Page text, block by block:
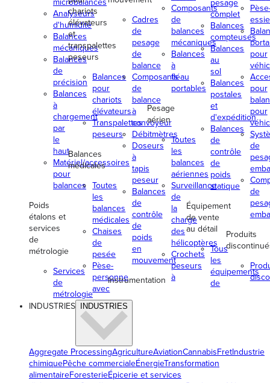
microbalances
Analyseurs
d'humidité
Balances
mécaniques
Balances
de
précision
Balances
à
chargement
par
le
haut
Matériel/accessoires
pour
balances
Poids
étalons et
services
de
métrologie
Services
de
métrologie
chariots
élévateurs
et
transpalettes
peseurs
Balances
pour
chariots
élévateurs
Transpalettes
peseurs
Balances
médicales
Toutes
les
balances
médicales
Chaises
de
pesée
Pèse-
personne
avec
Cadres
de
pesage
de
balance
Composants
de
balance
à
convoyeur
Débitmètres
Doseurs
à
tapis
peseur
Balances
de
contrôle
de
poids
en
mouvement
Instrumentation
Composants
de
balances
mécaniques
Balances
à
fléau
portables
Pesage
aérien
Toutes
les
balances
aériennes
Surveillance
de
la
charge
des
hélicoptères
Crochets
peseurs
à
pesage
complet
Balances
compteuses
Balances
au
sol
Balances
postales
et
d'expédition
Balances
de
contrôle
de
poids
statique
Équipement
de vente
au détail
Tous
les
équipements
de
pour
pour
pour
de
de
Produits
INDUSTRIES INDUSTRIES
Aggregate ProcessingAgricultureAviationCannabisFretIndustrie
chimiquePêche commercialeÉnergieTransformation
alimentaireForesterieÉpicerie et services